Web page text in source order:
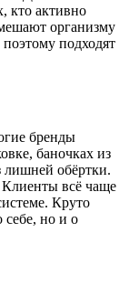
кто активно
организму
подходят
бренды
баночках из
лишней обёртки.
всё чаще
Круто
себе, но и о